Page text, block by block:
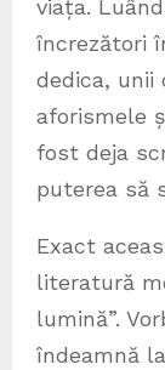
viața.
încrezători
dedica, unii
aforismele
fost deja
puterea să
Exact
literatură
lumină”.
îndeamnă